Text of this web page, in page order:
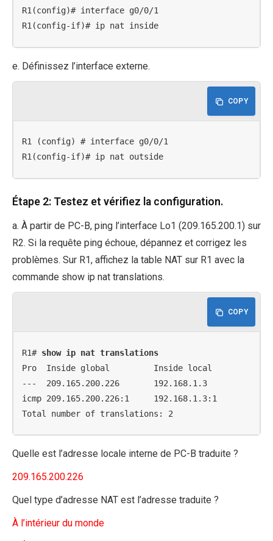
R1(config)# interface g0/0/1
R1(config-if)# ip nat inside
e. Définissez l’interface externe.
COPY
R1 (config) # interface g0/0/1
R1(config-if)# ip nat outside
Étape 2: Testez et vérifiez la configuration.
a. À partir de PC-B, ping l’interface Lo1 (209.165.200.1) sur
R2. Si la requête ping échoue, dépannez et corrigez les
problèmes. Sur R1, affichez la table NAT sur R1 avec la
commande show ip nat translations.
COPY
R1# show ip nat translations
Pro  Inside global         Inside local
---  209.165.200.226       192.168.1.3
icmp 209.165.200.226:1     192.168.1.3:1
Total number of translations: 2
Quelle est l’adresse locale interne de PC-B traduite ?
209.165.200.226
Quel type d’adresse NAT est l’adresse traduite ?
À l’intérieur du monde